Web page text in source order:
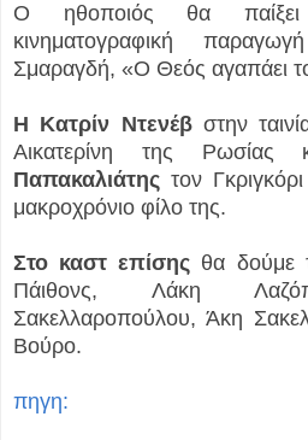
Ο ηθοποιός θα
κινηματογραφική
Σμαραγδή, «Ο Θεός αγαπάει
Η Κατρίν Ντενέβ στην
Αικατερίνη της Ρωσίας
Παπακαλιάτης τον Γκριγκόρι
μακροχρόνιο φίλο της.
Στο καστ επίσης θα δούμε
Πάιθονς, Λάκη
Σακελλαροπούλου, Άκη
Βούρο.
πηγη: